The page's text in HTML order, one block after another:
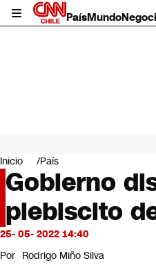
PaísMundo
Mundo
Negocios
Deportes
Programas completos
Cultura
Servicios
Bits
CNN Data
Inicio País
Gobierno
plebiscito
25- 05- 2022 14:40
Por Rodrigo Miño Silva